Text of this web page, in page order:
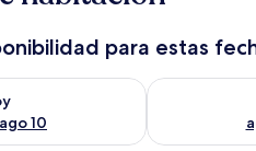
para estas
10
para hoy ago 9 - ago 10
Consulta la